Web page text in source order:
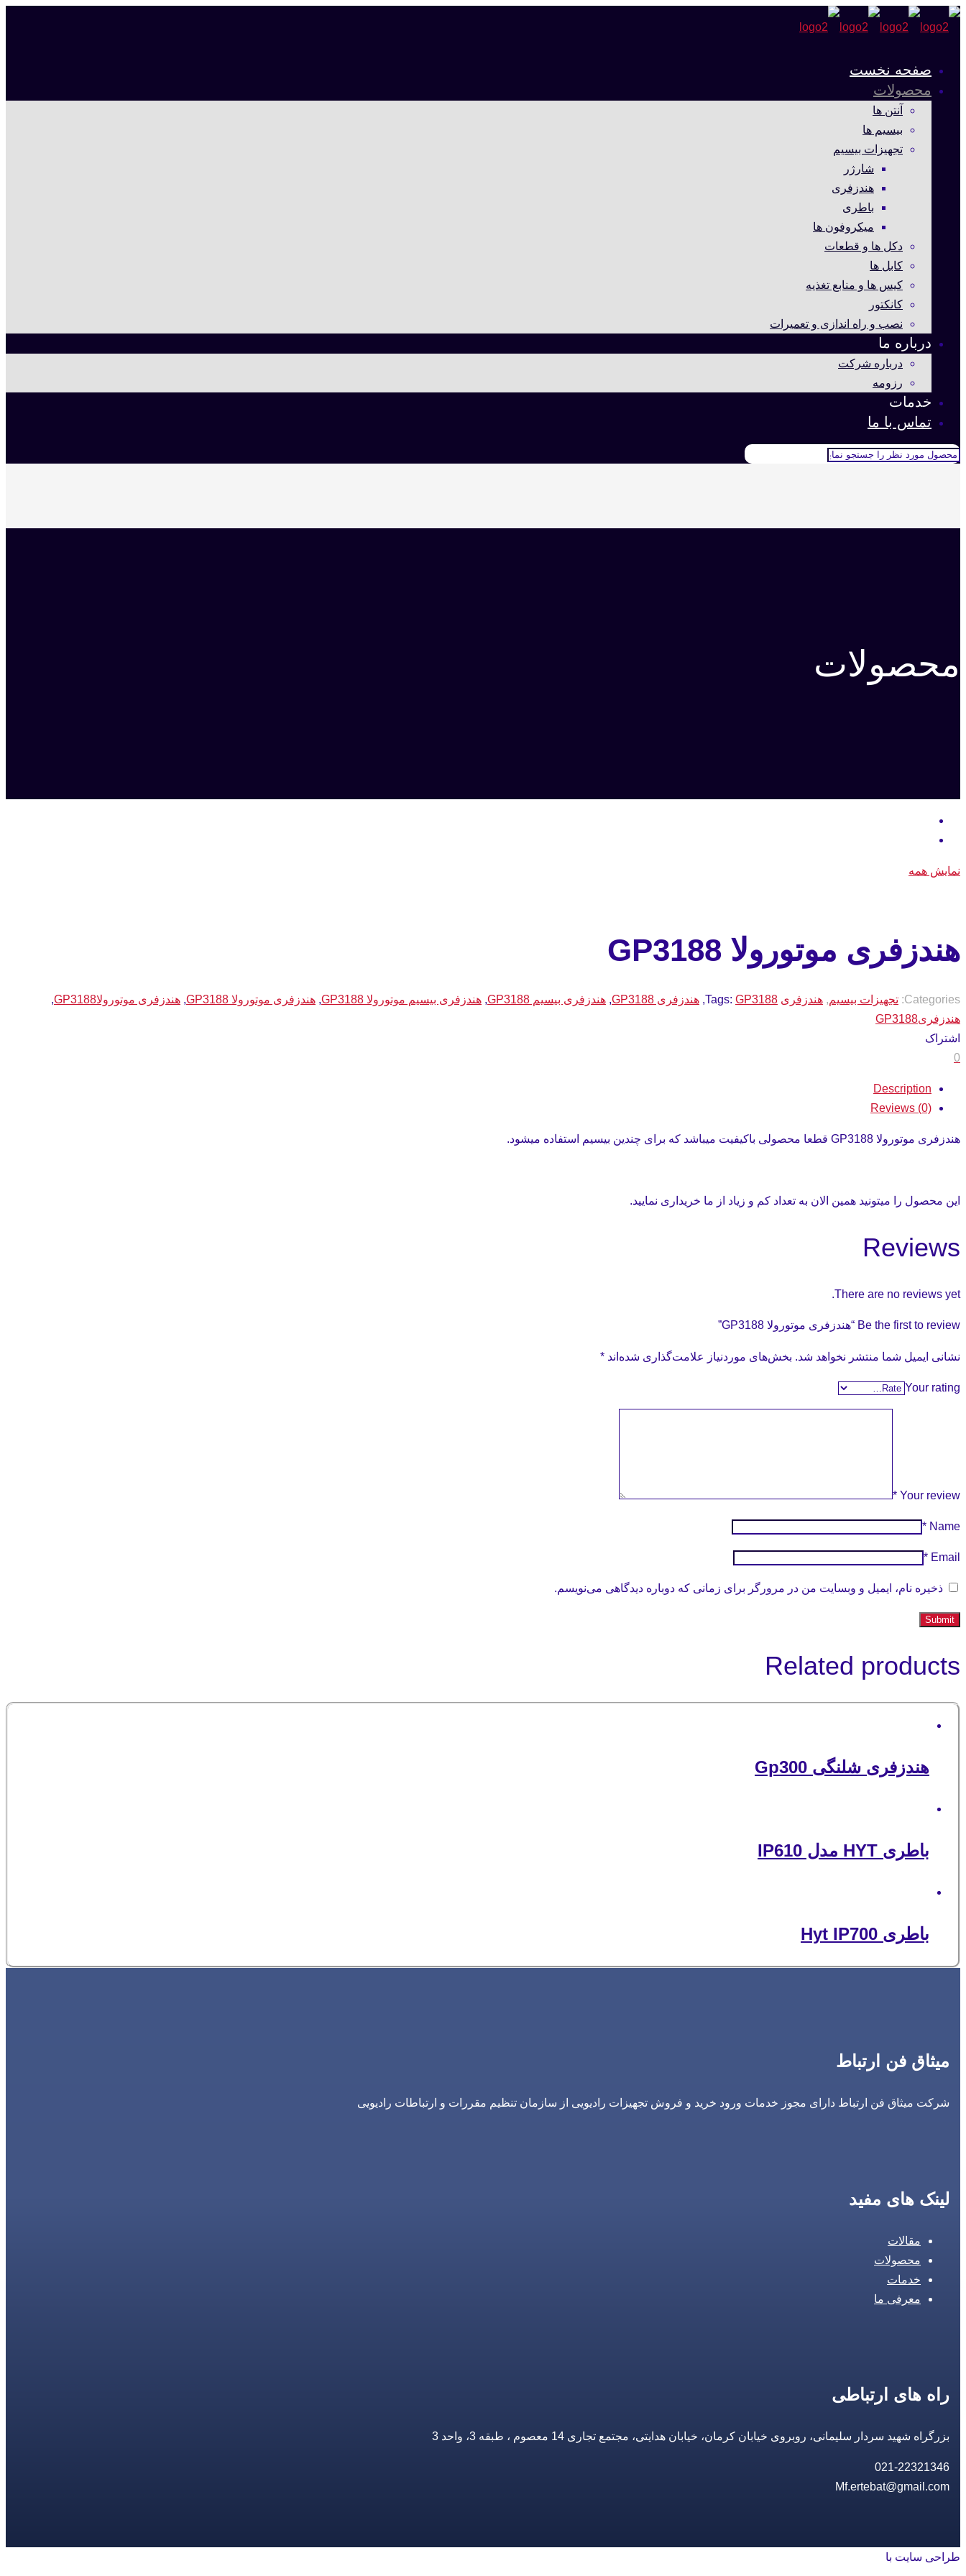
صفحه نخست
محصولات
آنتن ها
بیسیم ها
تجهیزات بیسیم
شارژر
هندزفری
باطری
میکروفون ها
دکل ها و قطعات
کابل ها
کیس ها و منابع تغذیه
کانکتور
نصب و راه اندازی و تعمیرات
درباره ما
درباره شرکت
رزومه
خدمات
تماس با ما
محصولات
نمایش همه
هندزفری موتورولا GP3188
Categories: تجهیزات بیسیم, هندزفری Tags: GP3188
, هندزفری GP3188 , هندزفری بیسیم GP3188 , هندزفری بیسیم موتورولا GP3188 , هندزفری موتورولا GP3188 , هندزفری موتورولاGP3188
,
هندزفریGP3188
اشتراک
0
Description
Reviews (0)
هندزفری موتورولا GP3188 قطعا محصولی باکیفیت میباشد که برای چندین بیسیم استفاده میشود.
این محصول را میتونید همین الان به تعداد کم و زیاد از ما خریداری نمایید.
Reviews
There are no reviews yet.
Be the first to review “هندزفری موتورولا GP3188”
نشانی ایمیل شما منتشر نخواهد شد. بخش‌های موردنیاز علامت‌گذاری شده‌اند *
Your rating
Your review
*
Name
*
Email
*
ذخیره نام، ایمیل و وبسایت من در مرورگر برای زمانی که دوباره دیدگاهی می‌نویسم.
Related products
هندزفری شلنگی Gp300
باطری HYT مدل IP610
باطری Hyt IP700
میثاق فن ارتباط
شرکت میثاق فن ارتباط دارای مجوز خدمات ورود خرید و فروش تجهیزات رادیویی از سازمان تنظیم مقررات و ارتباطات رادیویی
لینک های مفید
مقالات
محصولات
خدمات
معرفی ما
راه های ارتباطی
بزرگراه شهید سردار سلیمانی، روبروی خیابان کرمان، خیابان هدایتی، مجتمع تجاری 14 معصوم ، طبقه 3، واحد 3
021-22321346
Mf.ertebat@gmail.com
طراحی سایت با